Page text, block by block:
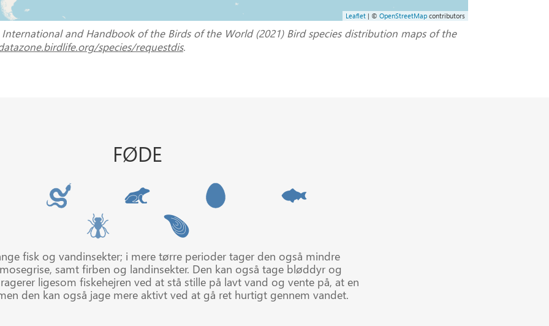
Leaflet | © OpenStreetMap contributors
and Handbook of the Birds of the World (2021) Bird species distribution maps of the
species/requestdis.
FØDE
fisk og vandinsekter; i mere tørre perioder tager den også mindre
samt firben og landinsekter. Den kan også tage bløddyr og
ligesom fiskehejren ved at stå stille på lavt vand og vente på, at en
den kan også jage mere aktivt ved at gå ret hurtigt gennem vandet.